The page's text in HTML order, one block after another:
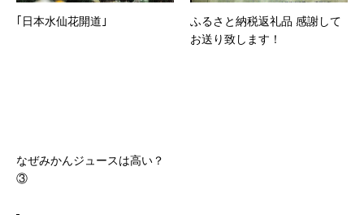
｢日本水仙花開道｣
ふるさと納税返礼品 感謝して
お送り致します！
なぜみかんジュースは高い？
③